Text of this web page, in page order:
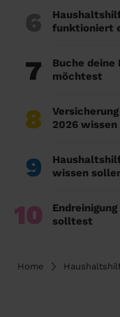
6
funktioniert
7
Buche
möchtest
8
2026 wissen
9
wissen
10
solltest
Home